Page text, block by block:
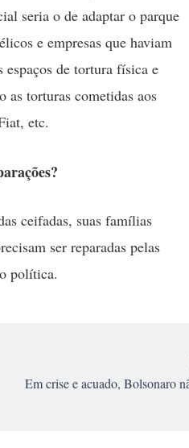
seria o de adaptar o parque
e empresas que haviam
de tortura física e
as torturas cometidas aos
etc.
ceifadas, suas famílias
ser reparadas pelas
política.